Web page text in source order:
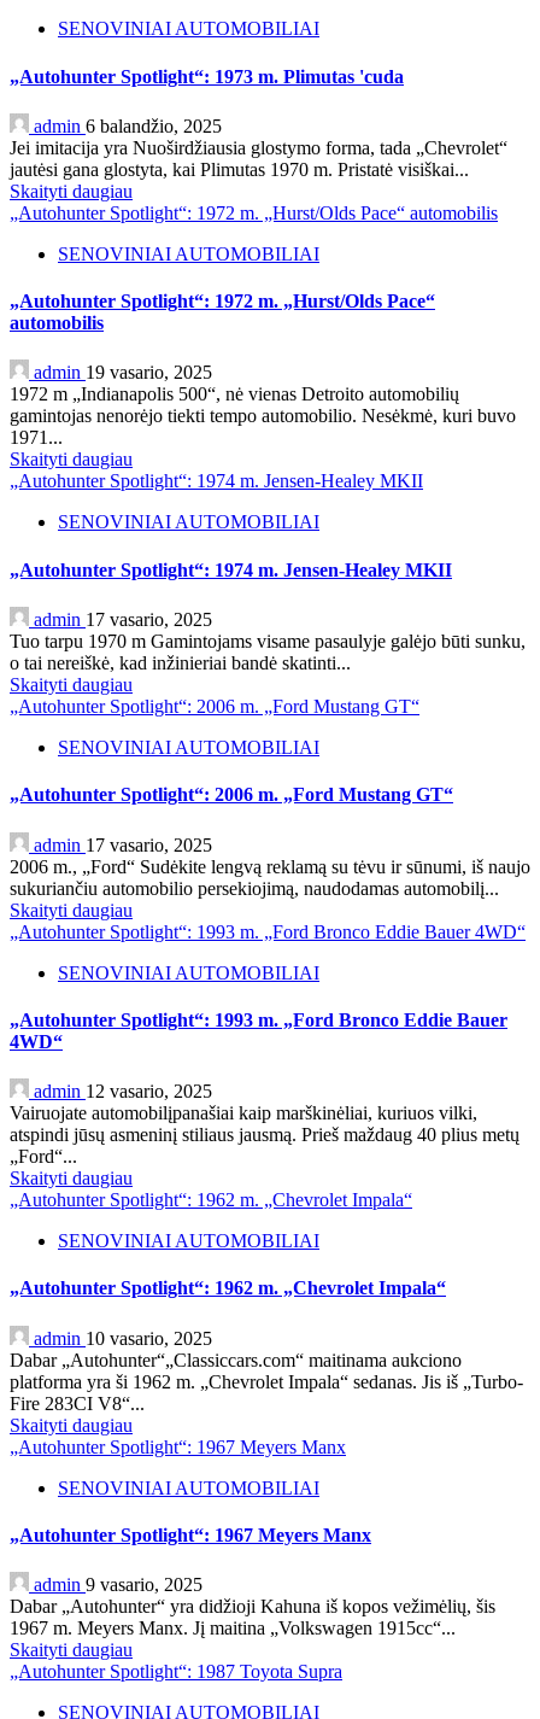
SENOVINIAI AUTOMOBILIAI
„Autohunter Spotlight“: 1973 m. Plimutas 'cuda
admin 6 balandžio, 2025
Jei imitacija yra Nuoširdžiausia glostymo forma, tada „Chevrolet“
jautėsi gana glostyta, kai Plimutas 1970 m. Pristatė visiškai...
Skaityti daugiau
„Autohunter Spotlight“: 1972 m. „Hurst/Olds Pace“ automobilis
SENOVINIAI AUTOMOBILIAI
„Autohunter Spotlight“: 1972 m. „Hurst/Olds Pace“
automobilis
admin 19 vasario, 2025
1972 m „Indianapolis 500“, nė vienas Detroito automobilių
gamintojas nenorėjo tiekti tempo automobilio. Nesėkmė, kuri buvo
1971...
Skaityti daugiau
„Autohunter Spotlight“: 1974 m. Jensen-Healey MKII
SENOVINIAI AUTOMOBILIAI
„Autohunter Spotlight“: 1974 m. Jensen-Healey MKII
admin 17 vasario, 2025
Tuo tarpu 1970 m Gamintojams visame pasaulyje galėjo būti sunku,
o tai nereiškė, kad inžinieriai bandė skatinti...
Skaityti daugiau
„Autohunter Spotlight“: 2006 m. „Ford Mustang GT“
SENOVINIAI AUTOMOBILIAI
„Autohunter Spotlight“: 2006 m. „Ford Mustang GT“
admin 17 vasario, 2025
2006 m., „Ford“ Sudėkite lengvą reklamą su tėvu ir sūnumi, iš naujo
sukuriančiu automobilio persekiojimą, naudodamas automobilį...
Skaityti daugiau
„Autohunter Spotlight“: 1993 m. „Ford Bronco Eddie Bauer 4WD“
SENOVINIAI AUTOMOBILIAI
„Autohunter Spotlight“: 1993 m. „Ford Bronco Eddie Bauer
4WD“
admin 12 vasario, 2025
Vairuojate automobilįpanašiai kaip marškinėliai, kuriuos vilki,
atspindi jūsų asmeninį stiliaus jausmą. Prieš maždaug 40 plius metų
„Ford“...
Skaityti daugiau
„Autohunter Spotlight“: 1962 m. „Chevrolet Impala“
SENOVINIAI AUTOMOBILIAI
„Autohunter Spotlight“: 1962 m. „Chevrolet Impala“
admin 10 vasario, 2025
Dabar „Autohunter“„Classiccars.com“ maitinama aukciono
platforma yra ši 1962 m. „Chevrolet Impala“ sedanas. Jis iš „Turbo-
Fire 283CI V8“...
Skaityti daugiau
„Autohunter Spotlight“: 1967 Meyers Manx
SENOVINIAI AUTOMOBILIAI
„Autohunter Spotlight“: 1967 Meyers Manx
admin 9 vasario, 2025
Dabar „Autohunter“ yra didžioji Kahuna iš kopos vežimėlių, šis
1967 m. Meyers Manx. Jį maitina „Volkswagen 1915cc“...
Skaityti daugiau
„Autohunter Spotlight“: 1987 Toyota Supra
SENOVINIAI AUTOMOBILIAI